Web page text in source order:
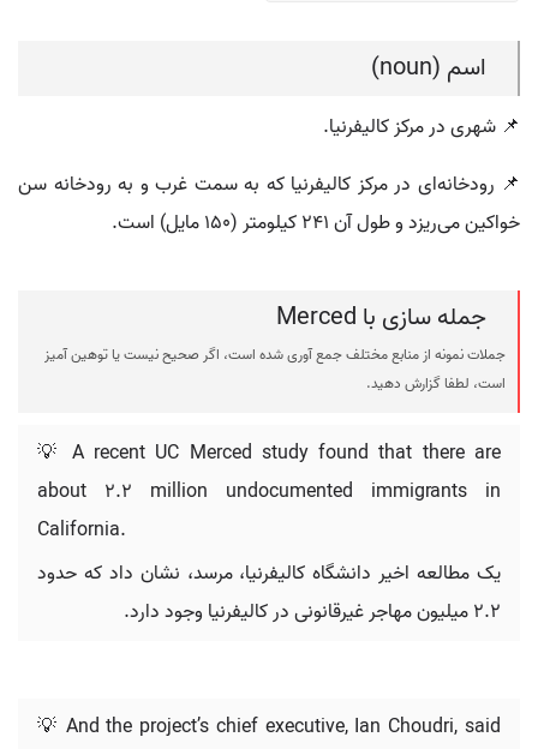
اسم (noun)
📌 شهری در مرکز کالیفرنیا.
📌 رودخانه‌ای در مرکز کالیفرنیا که به سمت غرب و به رودخانه سن
خواکین می‌ریزد و طول آن ۲۴۱ کیلومتر (۱۵۰ مایل) است.
جمله سازی با Merced
جملات نمونه از منابع مختلف جمع آوری شده است، اگر صحیح نیست یا توهین آمیز
است، لطفا گزارش دهید.
💡 A recent UC Merced study found that there are
about 2.2 million undocumented immigrants in
California.
یک مطالعه اخیر دانشگاه کالیفرنیا، مرسد، نشان داد که حدود
۲.۲ میلیون مهاجر غیرقانونی در کالیفرنیا وجود دارد.
💡 And the project’s chief executive, Ian Choudri, said